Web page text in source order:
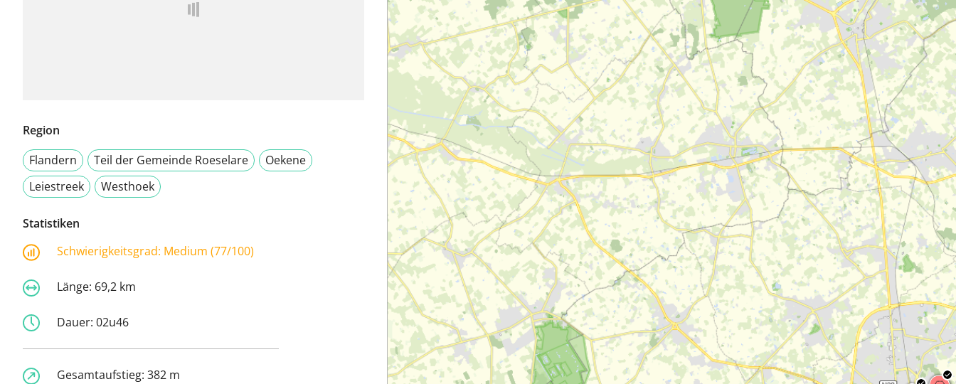
Region
Flandern
Teil der Gemeinde Roeselare
Oekene
Leiestreek
Westhoek
Statistiken
Schwierigkeitsgrad: Medium (77/100)
Länge: 69,2 km
Dauer: 02u46
Gesamtaufstieg: 382 m